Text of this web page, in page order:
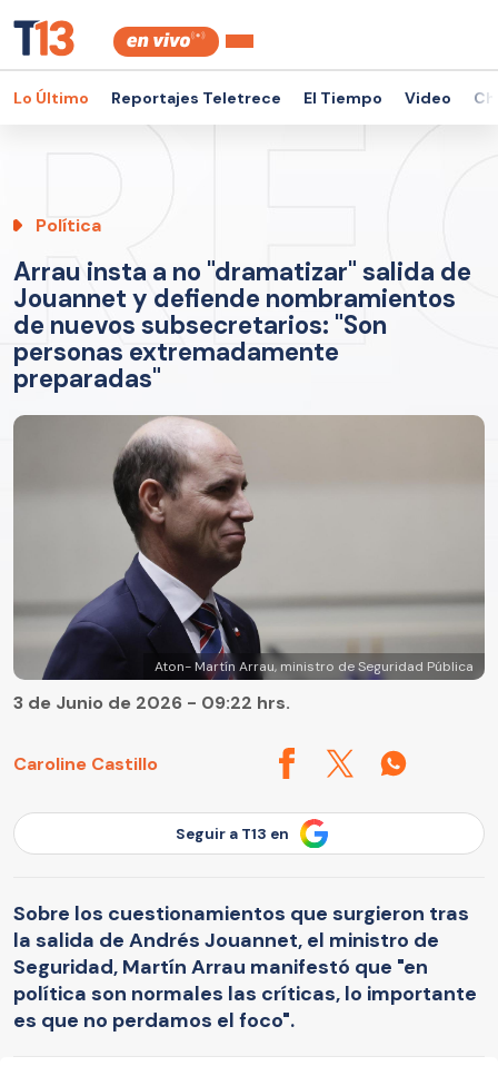
Lo Último Reportajes Teletrece El Tiempo Video
Política
Arrau insta a no "dramatizar" salida de
Jouannet y defiende nombramientos
de nuevos subsecretarios: "Son
personas extremadamente
preparadas"
Aton- Martín Arrau, ministro de Seguridad Pública
Caroline Castillo
3 de Junio de 2026 - 09:22 hrs.
Seguir a T13 en
Sobre los cuestionamientos que surgieron tras
la salida de Andrés Jouannet, el ministro de
Seguridad, Martín Arrau manifestó que "en
política son normales las críticas, lo importante
es que no perdamos el foco".